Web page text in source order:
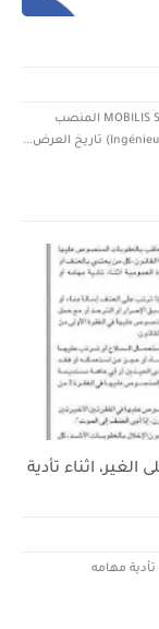
اعلان توظيف في شركة موبيليس الهيئة المستخدمة: MOBILIS SPA المنصب
اثناء تأدية
مهامه